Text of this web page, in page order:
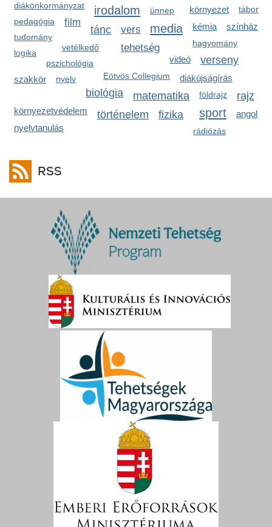
diákönkormányzat irodalom környezet
pedagógia media kémia színház
film
tánc
tudomány
ünnep
vers
hagyomány
tehetség
vetélkedő
logika
videó verseny
pszichológia
Eötvös Collegium
tábor
diákújságírás
szakkör nyelv
biológia matematika
környezetvédelem
földrajz
sport
rajz
történelem
nyelvtanulás
fizika
rádiózás
angol
RSS